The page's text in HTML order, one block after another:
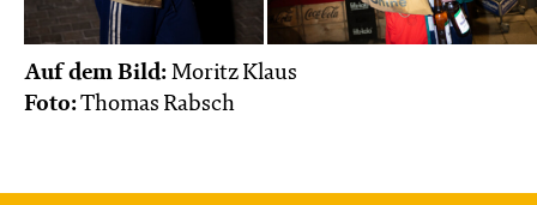
Auf dem Bild: Moritz Klaus
Foto:Thomas Rabsch